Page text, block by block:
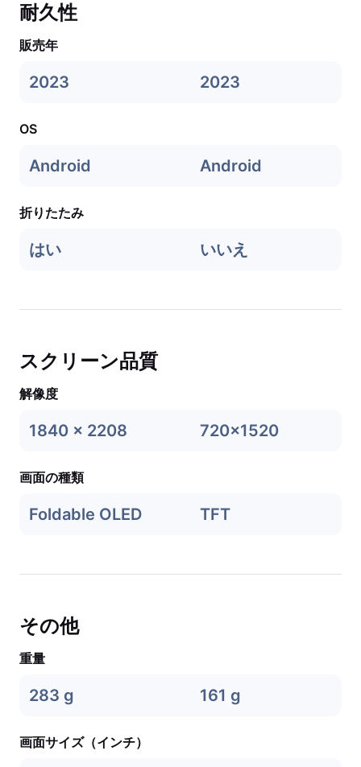
耐久性
販売年
2023 2023
OS
Android Android
折りたたみ
はい いいえ
スクリーン品質
解像度
1840 x 2208 720x1520
画面の種類
Foldable OLED TFT
その他
重量
283 g 161 g
画面サイズ（インチ）